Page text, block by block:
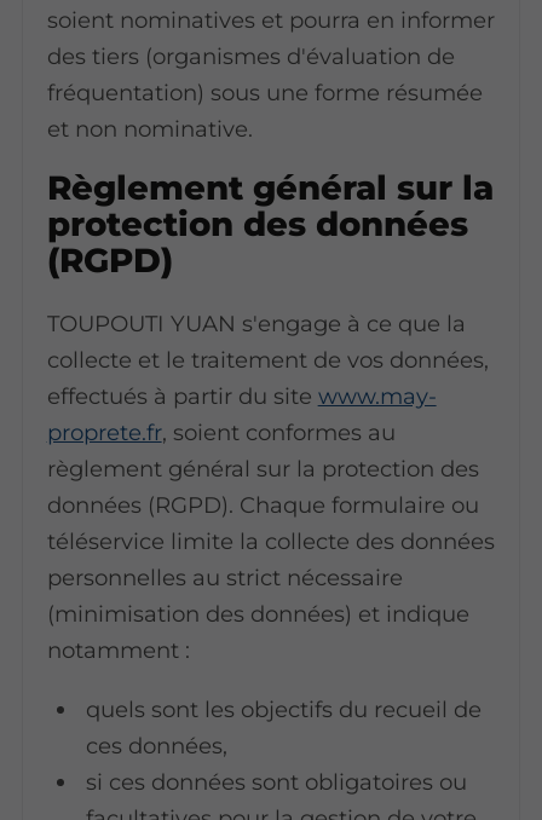
soient nominatives et pourra en informer
des tiers (organismes d'évaluation de
fréquentation) sous une forme résumée
et non nominative.
Règlement général sur la
protection des données
(RGPD)
TOUPOUTI YUAN s'engage à ce que la
collecte et le traitement de vos données,
effectués à partir du site www.may-
proprete.fr, soient conformes au
règlement général sur la protection des
données (RGPD). Chaque formulaire ou
téléservice limite la collecte des données
personnelles au strict nécessaire
(minimisation des données) et indique
notamment :
quels sont les objectifs du recueil de
ces données,
si ces données sont obligatoires ou